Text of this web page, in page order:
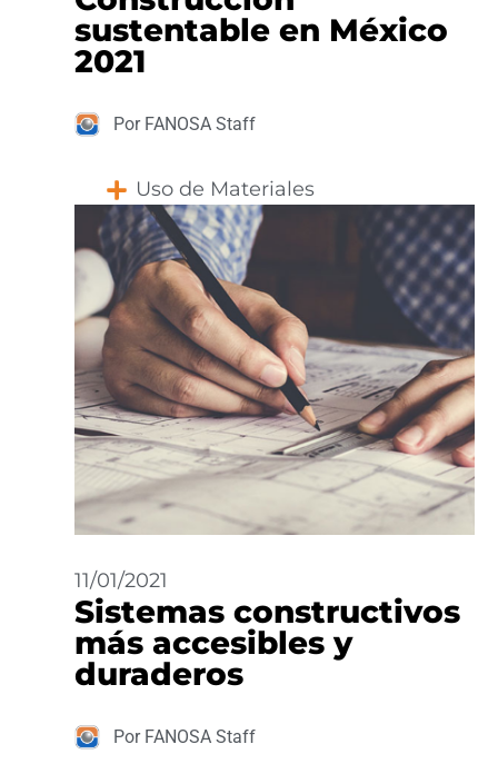
sustentable en México
2021
Por FANOSA Staff
Uso de Materiales
11/01/2021
Sistemas constructivos
más accesibles y
duraderos
Por FANOSA Staff